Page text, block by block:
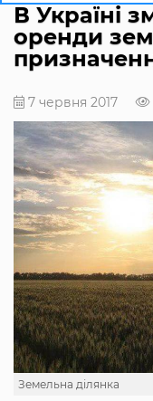
В Україні
оренди
7 червня 2017
Земельна ділянка